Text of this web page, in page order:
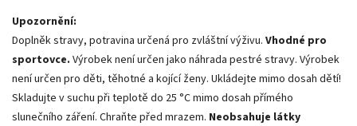
Upozornění:
Doplněk stravy, potravina určená pro zvláštní výživu. Vhodné pro
sportovce. Výrobek není určen jako náhrada pestré stravy. Výrobek
není určen pro děti, těhotné a kojící ženy. Ukládejte mimo dosah dětí!
Skladujte v suchu při teplotě do 25 °C mimo dosah přímého
slunečního záření. Chraňte před mrazem. Neobsahuje látky